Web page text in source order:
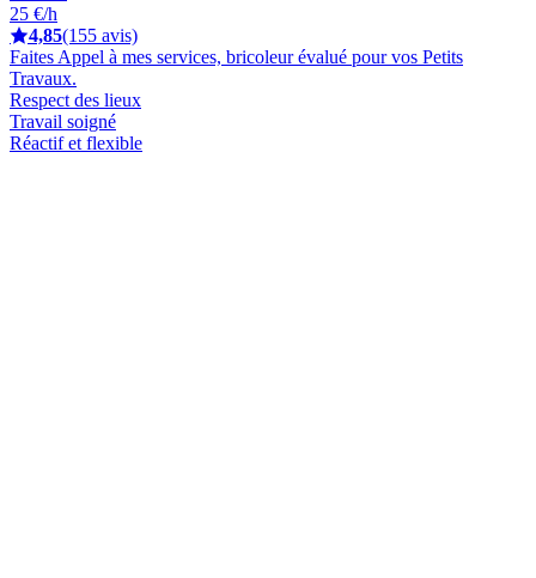
25 €/h
4,85(155 avis)
Faites Appel à mes services, bricoleur évalué pour vos Petits
Travaux.
Respect des lieux
Travail soigné
Réactif et flexible